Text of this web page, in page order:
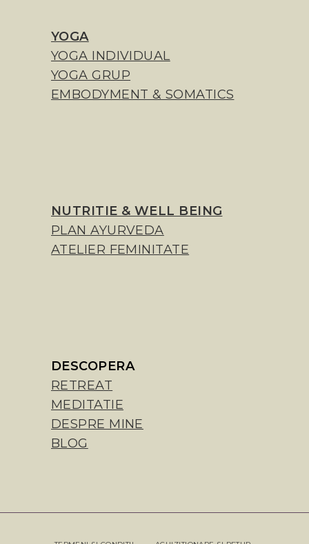
YOGA
YOGA INDIVIDUAL
YOGA GRUP
EMBODYMENT & SOMATICS
NUTRITIE & WELL BEING
PLAN AYURVEDA
ATELIER FEMINITATE
DESCOPERA
RETREAT
MEDITATIE
DESPRE MINE
BLOG